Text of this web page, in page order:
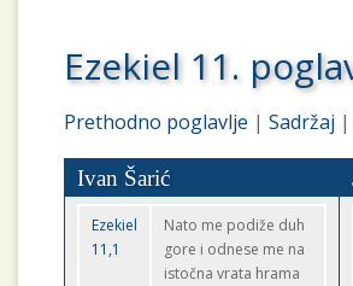
Ezekiel 11.
Prethodno poglavlje |Sadržaj
Ivan Šarić
Ezekiel
11,1
Nato me podiže duh
gore i odnese me na
istočna vrata hrama